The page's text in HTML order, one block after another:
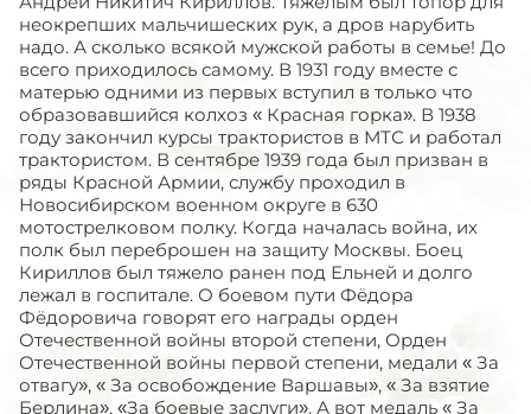
неокрепших мальчишеских рук, а дров нарубить
надо. А сколько всякой мужской работы в семье! До
всего приходилось самому. В 1931 году вместе с
матерью одними из первых вступил в только что
образовавшийся колхоз « Красная горка». В 1938
году закончил курсы трактористов в МТС и работал
трактористом. В сентябре 1939 года был призван в
ряды Красной Армии, службу проходил в
Новосибирском военном округе в 630
мотострелковом полку. Когда началась война, их
полк был переброшен на защиту Москвы. Боец
Кириллов был тяжело ранен под Ельней и долго
лежал в госпитале. О боевом пути Фёдора
Фёдоровича говорят его награды орден
Отечественной войны второй степени, Орден
Отечественной войны первой степени, медали « За
отвагу», « За освобождение Варшавы», « За взятие
Берлина», «За боевые заслуги». А вот медаль « За